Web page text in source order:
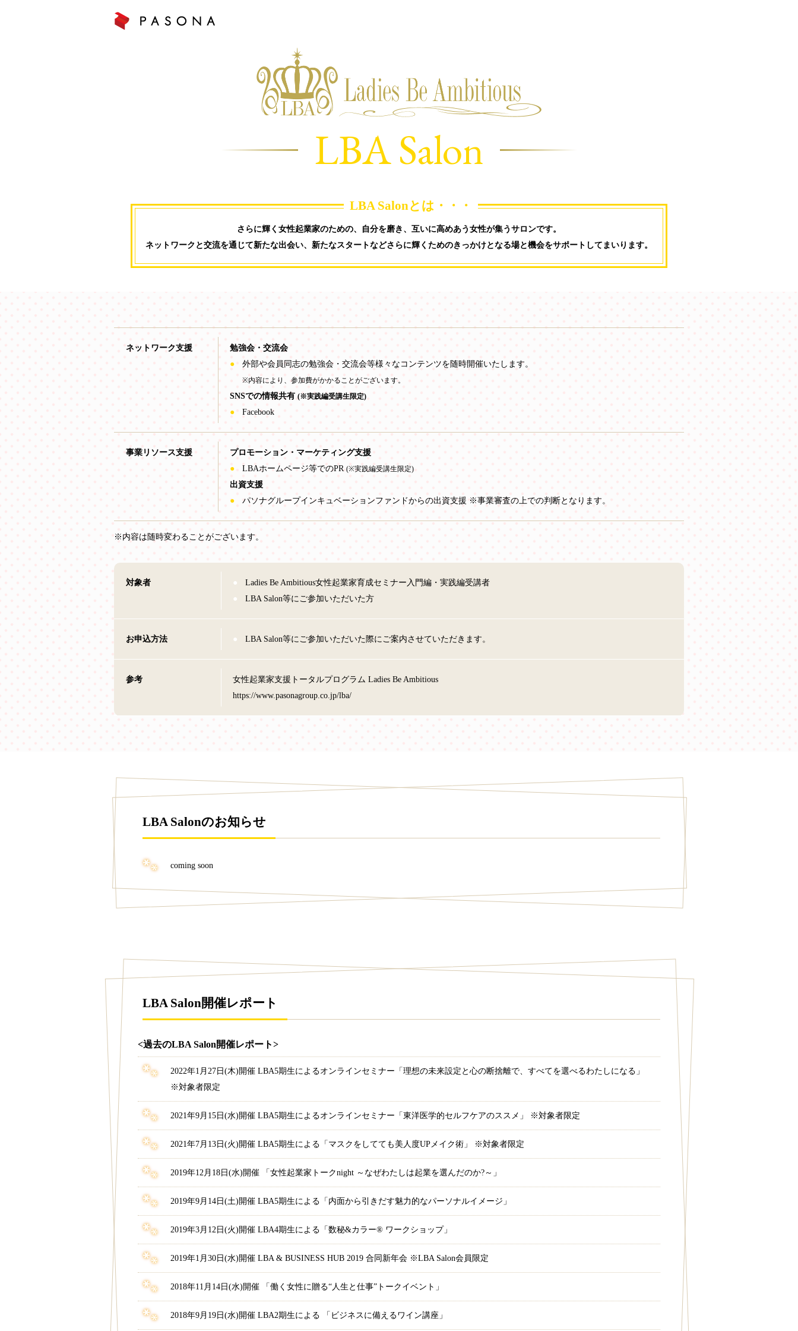
LBA Salon
LBA Salonとは・・・
さらに輝く女性起業家のための、自分を磨き、互いに高めあう女性が集うサロンです。
ネットワークと交流を通じて新たな出会い、新たなスタートなどさらに輝くためのきっかけとなる場と機会をサポートしてまいります。
ネットワーク支援
勉強会・交流会
外部や会員同志の勉強会・交流会等様々なコンテンツを随時開催いたします。
※内容により、参加費がかかることがございます。
SNSでの情報共有 (※実践編受講生限定)
Facebook
事業リソース支援
プロモーション・マーケティング支援
LBAホームページ等でのPR (※実践編受講生限定)
出資支援
パソナグループインキュベーションファンドからの出資支援 ※事業審査の上での判断となります。
※内容は随時変わることがございます。
対象者
Ladies Be Ambitious女性起業家育成セミナー入門編・実践編受講者
LBA Salon等にご参加いただいた方
お申込方法 LBA Salon等にご参加いただいた際にご案内させていただきます。
参考
女性起業家支援トータルプログラム Ladies Be Ambitious
https://www.pasonagroup.co.jp/lba/
LBA Salonのお知らせ
coming soon
LBA Salon開催レポート
<過去のLBA Salon開催レポート>
2022年1月27日(木)開催 LBA5期生によるオンラインセミナー「理想の未来設定と心の断捨離で、すべてを選べるわたしになる」
※対象者限定
2021年9月15日(水)開催 LBA5期生によるオンラインセミナー「東洋医学的セルフケアのススメ」 ※対象者限定
2021年7月13日(火)開催 LBA5期生による「マスクをしてても美人度UPメイク術」 ※対象者限定
2019年12月18日(水)開催 「女性起業家トークnight ～なぜわたしは起業を選んだのか?～」
2019年9月14日(土)開催 LBA5期生による「内面から引きだす魅力的なパーソナルイメージ」
2019年3月12日(火)開催 LBA4期生による「数秘&カラー® ワークショップ」
2019年1月30日(水)開催 LBA & BUSINESS HUB 2019 合同新年会 ※LBA Salon会員限定
2018年11月14日(水)開催 「働く女性に贈る“人生と仕事”トークイベント」
2018年9月19日(水)開催 LBA2期生による 「ビジネスに備えるワイン講座」